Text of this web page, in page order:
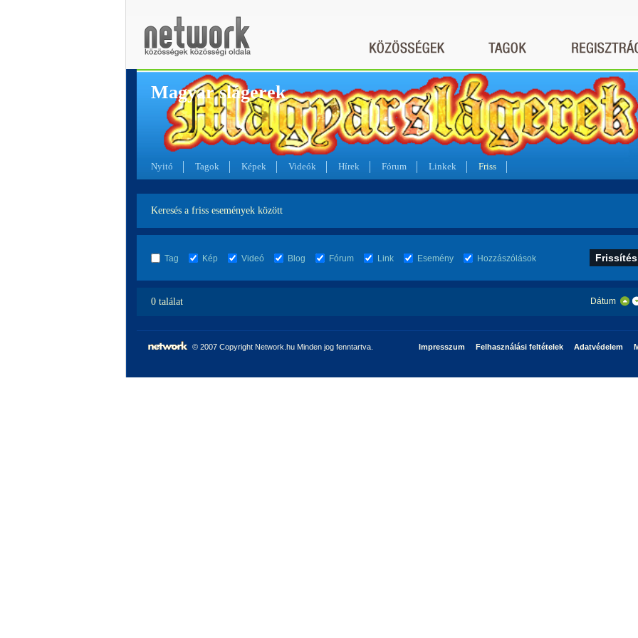
Magyar slágerek
Nyitó Tagok Képek Videók Hírek Fórum Linkek Friss
Keresés a friss események között
Tag Kép Videó Blog Fórum Link Esemény Hozzászólások
0 találat Dátum
© 2007 Copyright Network.hu Minden jog fenntartva. Impresszum Felhasználási feltételek Adatvédelem